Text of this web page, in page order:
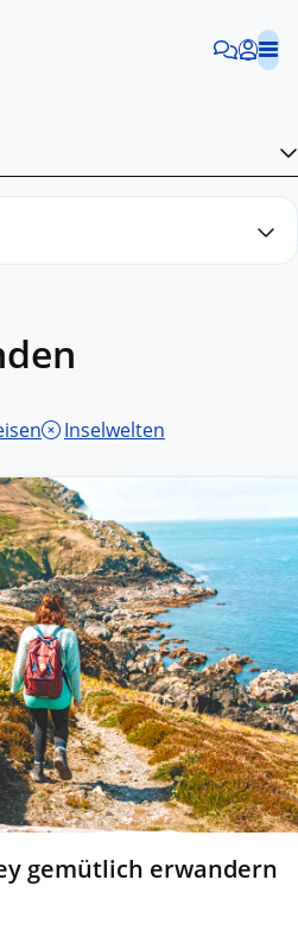
Inselwelten
gemütlich erwandern